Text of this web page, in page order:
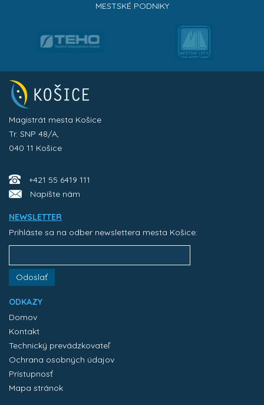
MESTSKÉ PODNIKY
Magistrát mesta Košice
Tr. SNP 48/A,
040 11 Košice
+421 55 6419 111
Napíšte nám
NEWSLETTER
Prihláste sa na odber newslettera mesta Košice:
Odoslať
ODKAZY
Domov
Kontakt
Technický prevádzkovateľ
Ochrana osobných údajov
Prístupnosť
Mapa stránok